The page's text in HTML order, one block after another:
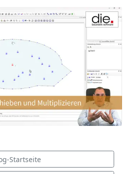
Startseite